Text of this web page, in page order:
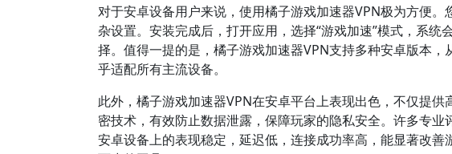
对于安卓设备用户来说，使用橘子游戏加速器VPN极为方便
杂设置。安装完成后，打开应用，选择“游戏加速”模式，系
择。值得一提的是，橘子游戏加速器VPN支持多种安卓版本
乎适配所有主流设备。
此外，橘子游戏加速器VPN在安卓平台上表现出色，不仅提
密技术，有效防止数据泄露，保障玩家的隐私安全。许多专
安卓设备上的表现稳定，延迟低，连接成功率高，能显著改